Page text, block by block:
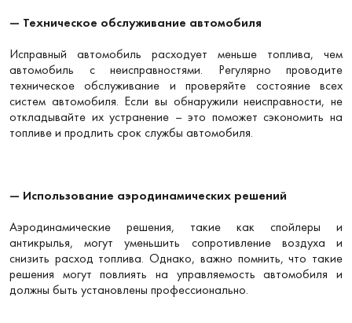
— Техническое обслуживание автомобиля
Исправный автомобиль расходует меньше топлива, чем
автомобиль с неисправностями. Регулярно проводите
техническое обслуживание и проверяйте состояние всех
систем автомобиля. Если вы обнаружили неисправности, не
откладывайте их устранение – это поможет сэкономить на
топливе и продлить срок службы автомобиля.
— Использование аэродинамических решений
Аэродинамические решения, такие как спойлеры и
антикрылья, могут уменьшить сопротивление воздуха и
снизить расход топлива. Однако, важно помнить, что такие
решения могут повлиять на управляемость автомобиля и
должны быть установлены профессионально.